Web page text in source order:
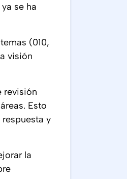
se ha
(010,
visión
revisión
Esto
y
la